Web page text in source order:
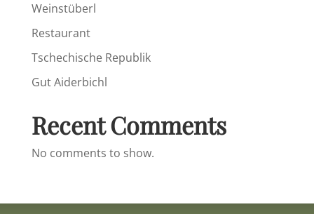
Weinstüberl
Restaurant
Tschechische Republik
Gut Aiderbichl
Recent Comments
No comments to show.